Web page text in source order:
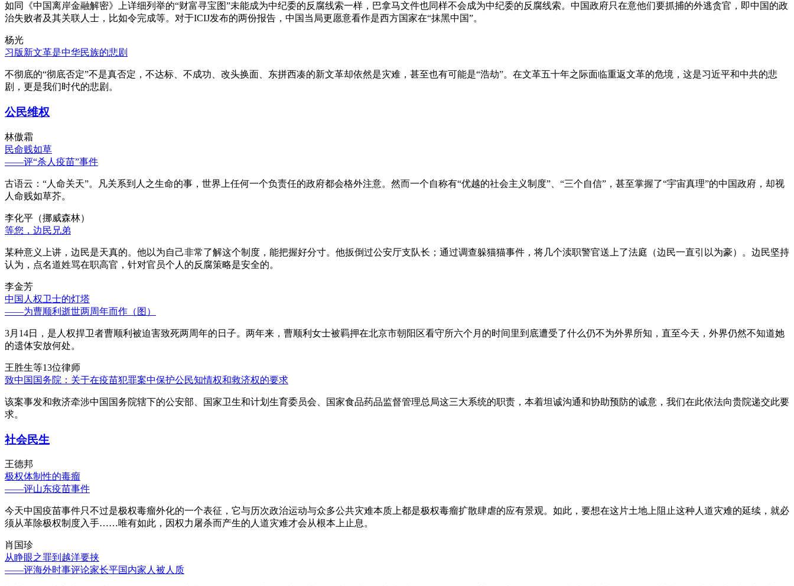
如同《中国离岸金融解密》上详细列举的“财富寻宝图”未能成为中纪委的反腐线索一样，巴拿马文件也同样不会成为中纪委的反腐线索。中国政府只在意他们要抓捕的外逃贪官，即中国的政
治失败者及其关联人士，比如令完成等。对于ICIJ发布的两份报告，中国当局更愿意看作是西方国家在“抹黑中国”。
杨光
习版新文革是中华民族的悲剧
不彻底的“彻底否定”不是真否定，不达标、不成功、改头换面、东拼西凑的新文革却依然是灾难，甚至也有可能是“浩劫”。在文革五十年之际面临重返文革的危境，这是习近平和中共的悲
剧，更是我们时代的悲剧。
公民维权
林傲霜
民命贱如草
——评“杀人疫苗”事件
古语云：“人命关天”。凡关系到人之生命的事，世界上任何一个负责任的政府都会格外注意。然而一个自称有“优越的社会主义制度”、“三个自信”，甚至掌握了“宇宙真理”的中国政府，却视
人命贱如草芥。
李化平（挪威森林）
等您，边民兄弟
某种意义上讲，边民是天真的。他以为自己非常了解这个制度，能把握好分寸。他扳倒过公安厅支队长；通过调查躲猫猫事件，将几个渎职警官送上了法庭（边民一直引以为豪）。边民坚持
认为，点名道姓骂在职高官，针对官员个人的反腐策略是安全的。
李金芳
中国人权卫士的灯塔
——为曹顺利逝世两周年而作（图）
3月14日，是人权捍卫者曹顺利被迫害致死两周年的日子。两年来，曹顺利女士被羁押在北京市朝阳区看守所六个月的时间里到底遭受了什么仍不为外界所知，直至今天，外界仍然不知道她
的遗体安放何处。
王胜生等13位律师
致中国国务院：关于在疫苗犯罪案中保护公民知情权和救济权的要求
该案事发和救济牵涉中国国务院辖下的公安部、国家卫生和计划生育委员会、国家食品药品监督管理总局这三大系统的职责，本着坦诚沟通和协助预防的诚意，我们在此依法向贵院递交此要
求。
社会民生
王德邦
极权体制性的毒瘤
——评山东疫苗事件
今天中国疫苗事件只不过是极权毒瘤外化的一个表征，它与历次政治运动与众多公共灾难本质上都是极权毒瘤扩散肆虐的应有景观。如此，要想在这片土地上阻止这种人道灾难的延续，就必
须从革除极权制度入手……唯有如此，因权力屠杀而产生的人道灾难才会从根本上止息。
肖国珍
从睁眼之罪到越洋要挟
——评海外时事评论家长平国内家人被人质